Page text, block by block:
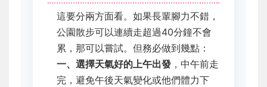
這要分兩方面看。如果長輩腳力不錯，
公園散步可以連續走超過40分鐘不會
累，那可以嘗試。但務必做到幾點：
一、選擇天氣好的上午出發 ，中午前走
完，避免午後天氣變化或他們體力下